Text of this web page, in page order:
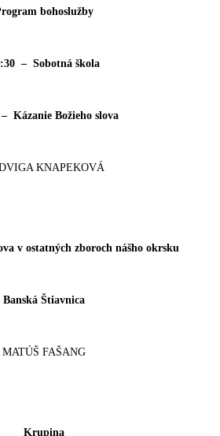
bohoslužby
– Sobotná škola
Kázanie Božieho slova
KNAPEKOVÁ
v ostatných zboroch nášho okrsku
Banská Štiavnica
MATÚŠ FAŠANG
Krupina